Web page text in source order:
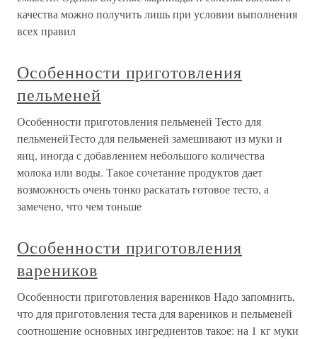
качества можно получить лишь при условии выполнения
всех правил
Особенности приготовления
пельменей
Особенности приготовления пельменей Тесто для
пельменейТесто для пельменей замешивают из муки и
яиц, иногда с добавлением небольшого количества
молока или воды. Такое сочетание продуктов дает
возможность очень тонко раскатать готовое тесто, а
замечено, что чем тоньше
Особенности приготовления
вареников
Особенности приготовления вареников Надо запомнить,
что для приготовления теста для вареников и пельменей
соотношение основных ингредиентов такое: на 1 кг муки